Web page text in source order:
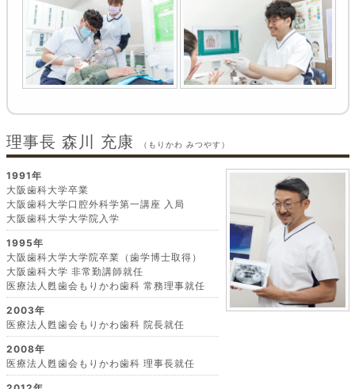
理事長 森川 充康 （もりかわ みつやす）
1991年
大阪歯科大学卒業
大阪歯科大学口腔外科学第一講座 入局
大阪歯科大学大学院入学
1995年
大阪歯科大学大学院卒業（歯学博士取得）
大阪歯科大学 非常勤講師就任
医療法人甦歯会もりかわ歯科 常務理事就任
2003年
医療法人甦歯会もりかわ歯科 院長就任
2008年
医療法人甦歯会もりかわ歯科 理事長就任